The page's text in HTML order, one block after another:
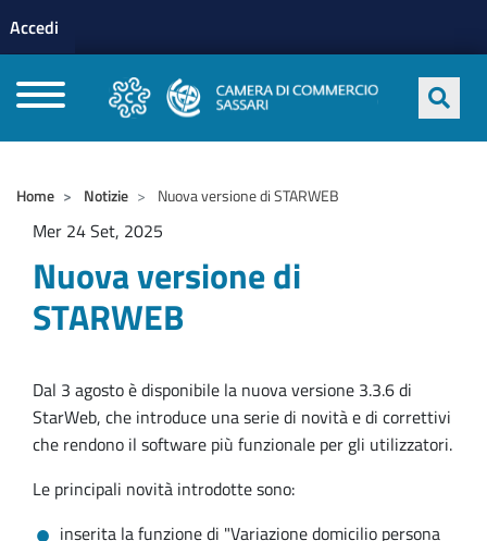
profilo utente
Accedi
Home Notizie Nuova versione di STARWEB
Mer 24 Set, 2025
Nuova versione di
STARWEB
Dal 3 agosto è disponibile la nuova versione 3.3.6 di
StarWeb, che introduce una serie di novità e di correttivi
che rendono il software più funzionale per gli utilizzatori.
Le principali novità introdotte sono:
inserita la funzione di "Variazione domicilio persona